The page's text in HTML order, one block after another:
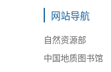
网站导航
自然资源部
中国地质图书馆